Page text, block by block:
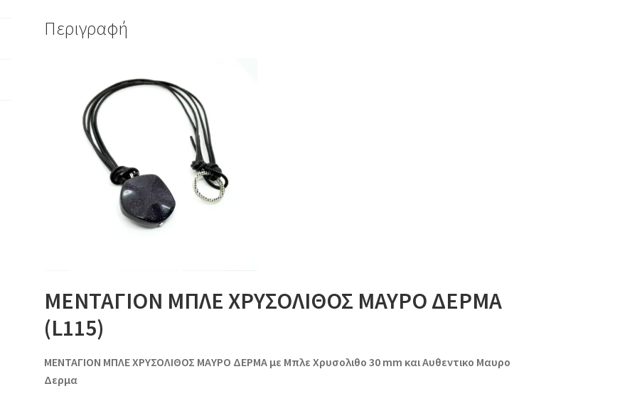
Περιγραφή
ΜΕΝΤΑΓΙΟΝ ΜΠΛΕ ΧΡΥΣΟΛΙΘΟΣ ΜΑΥΡΟ ΔΕΡΜΑ
(L115)
ΜΕΝΤΑΓΙΟΝ ΜΠΛΕ ΧΡΥΣΟΛΙΘΟΣ ΜΑΥΡΟ ΔΕΡΜΑ με Μπλε Χρυσολιθο 30 mm και Αυθεντικο Μαυρο
Δερμα